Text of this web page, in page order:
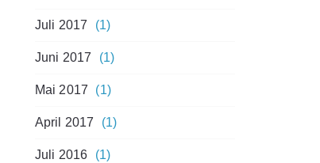
Juli 2017 (1)
Juni 2017 (1)
Mai 2017 (1)
April 2017 (1)
Juli 2016 (1)